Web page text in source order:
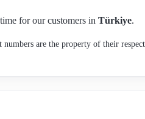
for our customers in Türkiye.
are the property of their